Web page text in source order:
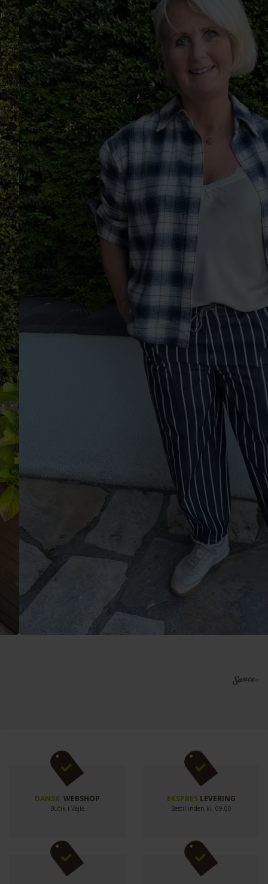
DANSK WEBSHOP
Butik i Vejle
EKSPRESLEVERING
Bestil inden kl. 09.00